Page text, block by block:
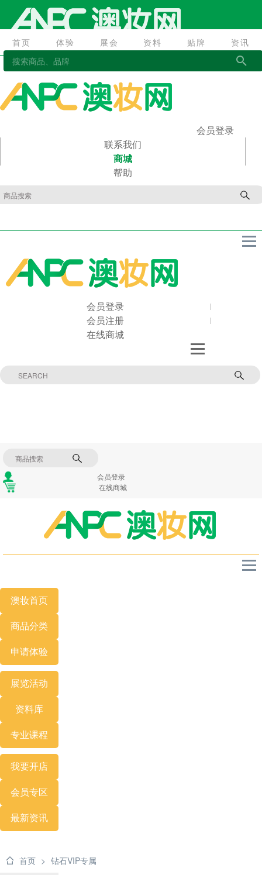
首页 体验 展会 资料 贴牌 资讯
首页 体验 展会 资料
会员登录
联系我们
商城
帮助
会员登录
会员注册
在线商城
会员登录
在线商城
澳妆首页
商品分类
申请体验
展览活动
资料库
专业课程
我要开店
会员专区
最新资讯
首页 > 钻石VIP专属